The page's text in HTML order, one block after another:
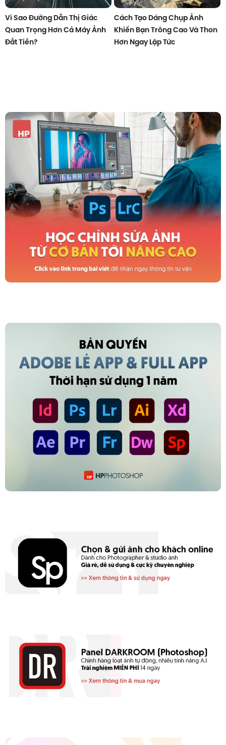
Vì Sao Đường Dẫn Thị Giác
Quan Trọng Hơn Cả Máy Ảnh
Đắt Tiền?
Cách Tạo Dáng Chụp Ảnh
Khiến Bạn Trông Cao Và Thon
Hơn Ngay Lập Tức